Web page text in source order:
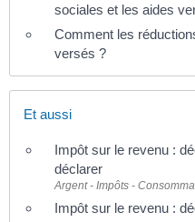
sociales et les aides
Comment les
versés ?
Et aussi
Impôt sur le revenu :
déclarer
Argent - Impôts -
Impôt sur le revenu :